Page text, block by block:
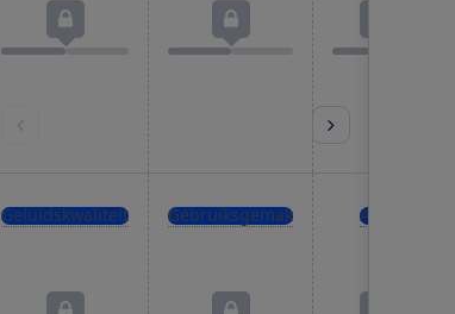
Geluidskwaliteit Gebruiksgemak Accu